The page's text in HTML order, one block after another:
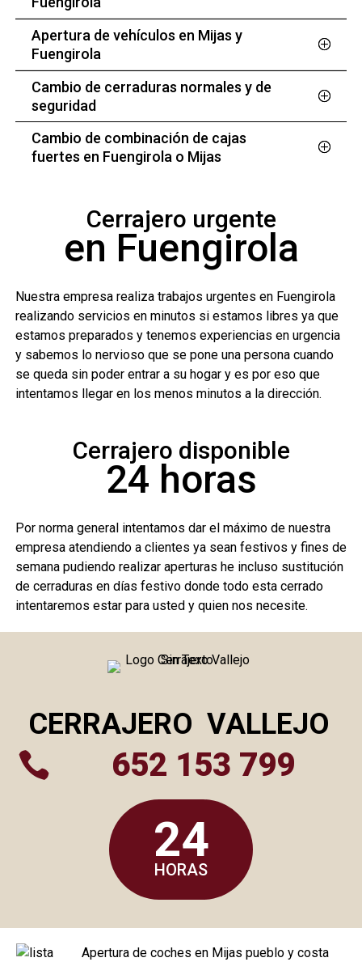
Apertura de vehículos en Mijas y
Fuengirola
Cambio de cerraduras normales y de
seguridad
Cambio de combinación de cajas
fuertes en Fuengirola o Mijas
Cerrajero urgente
en Fuengirola
Nuestra empresa realiza trabajos urgentes en Fuengirola
realizando servicios en minutos si estamos libres ya que
estamos preparados y tenemos experiencias en urgencia
y sabemos lo nervioso que se pone una persona cuando
se queda sin poder entrar a su hogar y es por eso que
intentamos llegar en los menos minutos a la dirección.
Cerrajero disponible
24 horas
Por norma general intentamos dar el máximo de nuestra
empresa atendiendo a clientes ya sean festivos y fines de
semana pudiendo realizar aperturas he incluso sustitución
de cerraduras en días festivo donde todo esta cerrado
intentaremos estar para usted y quien nos necesite.
CERRAJERO VALLEJO
 652 153 799
24
HORAS
Apertura de coches en Mijas pueblo y costa